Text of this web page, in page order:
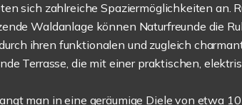
sich zahlreiche Spaziermöglichkeiten an.
Waldanlage können Naturfreunde die
ihren funktionalen und zugleich
Terrasse, die mit einer praktischen,
man in eine geräumige Diele von etwa